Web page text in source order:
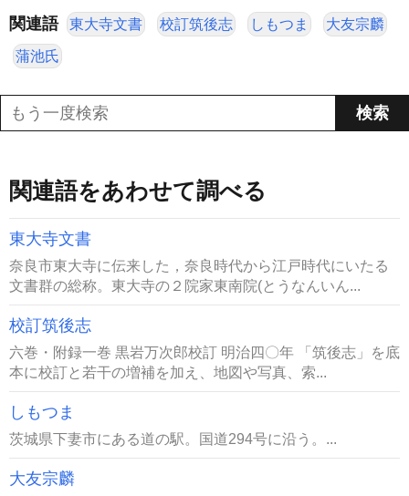
関連語 東大寺文書 校訂筑後志 しもつま 大友宗麟
蒲池氏
関連語をあわせて調べる
東大寺文書
奈良市東大寺に伝来した，奈良時代から江戸時代にいたる
文書群の総称。東大寺の２院家東南院(とうなんいん...
校訂筑後志
六巻・附録一巻 黒岩万次郎校訂 明治四〇年 「筑後志」を底
本に校訂と若干の増補を加え、地図や写真、索...
しもつま
茨城県下妻市にある道の駅。国道294号に沿う。...
大友宗麟